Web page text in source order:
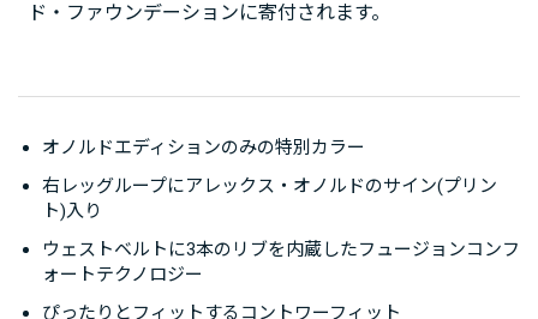
ド・ファウンデーションに寄付されます。
オノルドエディションのみの特別カラー
右レッグループにアレックス・オノルドのサイン(プリン
ト)入り
ウェストベルトに3本のリブを内蔵したフュージョンコンフ
ォートテクノロジー
ぴったりとフィットするコントワーフィット